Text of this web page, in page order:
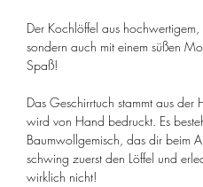
Der Kochlöffel aus
sondern auch mit einem süßen
Spaß!
Das Geschirrtuch stammt aus der
wird von Hand bedruckt. Es
Baumwollgemisch, das dir beim
schwing zuerst den Löffel und
wirklich nicht!